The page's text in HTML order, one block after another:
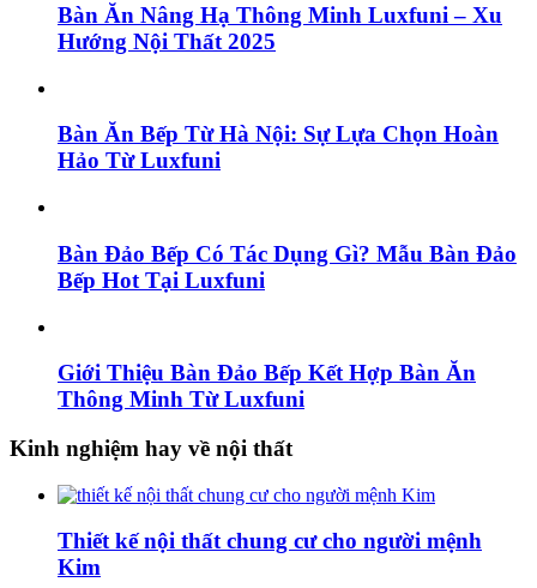
Bàn Ăn Nâng Hạ Thông Minh Luxfuni – Xu
Hướng Nội Thất 2025
Bàn Ăn Bếp Từ Hà Nội: Sự Lựa Chọn Hoàn
Hảo Từ Luxfuni
Bàn Đảo Bếp Có Tác Dụng Gì? Mẫu Bàn Đảo
Bếp Hot Tại Luxfuni
Giới Thiệu Bàn Đảo Bếp Kết Hợp Bàn Ăn
Thông Minh Từ Luxfuni
Kinh nghiệm hay về nội thất
Thiết kế nội thất chung cư cho người mệnh
Kim